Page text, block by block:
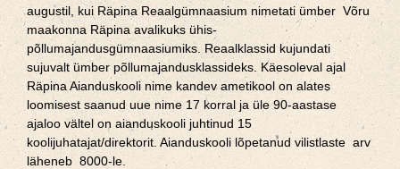
augustil, kui Räpina Reaalgümnaasium nimetati ümber Võru
maakonna Räpina avalikuks ühis-
põllumajandusgümnaasiumiks. Reaalklassid kujundati
sujuvalt ümber põllumajandusklassideks. Käesoleval ajal
Räpina Aianduskooli nime kandev ametikool on alates
loomisest saanud uue nime 17 korral ja üle 90-aastase
ajaloo vältel on aianduskooli juhtinud 15
koolijuhatajat/direktorit. Aianduskooli lõpetanud vilistlaste arv
läheneb 8000-le.